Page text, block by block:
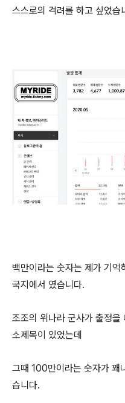
스스로의 격려를 하고 싶었습
백만이라는 숫자는 제가 기
국지에서 였습니다.
조조의 위나라 군사가 출정
소제목이 있었는데
그때 100만이라는 숫자가 꽤
습니다.